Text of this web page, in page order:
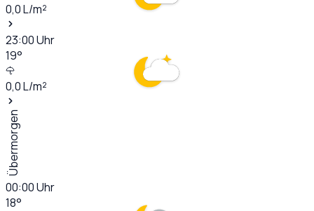
0,0L/m²
23:00Uhr
19°
0,0L/m²
Übermorgen
00:00Uhr
18°